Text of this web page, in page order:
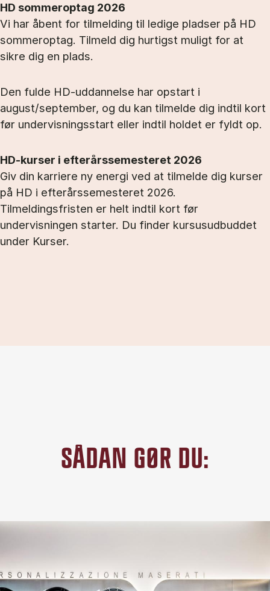
HD sommeroptag 2026
Vi har åbent for tilmelding til ledige pladser på HD
sommeroptag. Tilmeld dig hurtigst muligt for at
sikre dig en plads.
Den fulde HD-uddannelse har opstart i
august/september, og du kan tilmelde dig indtil kort
før undervisningsstart eller indtil holdet er fyldt op.
HD-kurser i efterårssemesteret 2026
Giv din karriere ny energi ved at tilmelde dig kurser
på HD i efterårssemesteret 2026.
Tilmeldingsfristen er helt indtil kort før
undervisningen starter. Du finder kursusudbuddet
under Kurser.
SÅDAN GØR DU: